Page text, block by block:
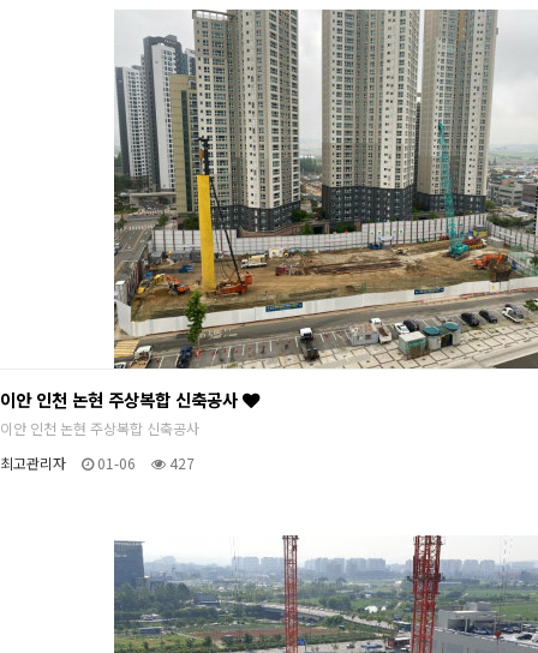
이안 인천 논현 주상복합 신축공사
이안 인천 논현 주상복합 신축공사
최고관리자
01-06 427